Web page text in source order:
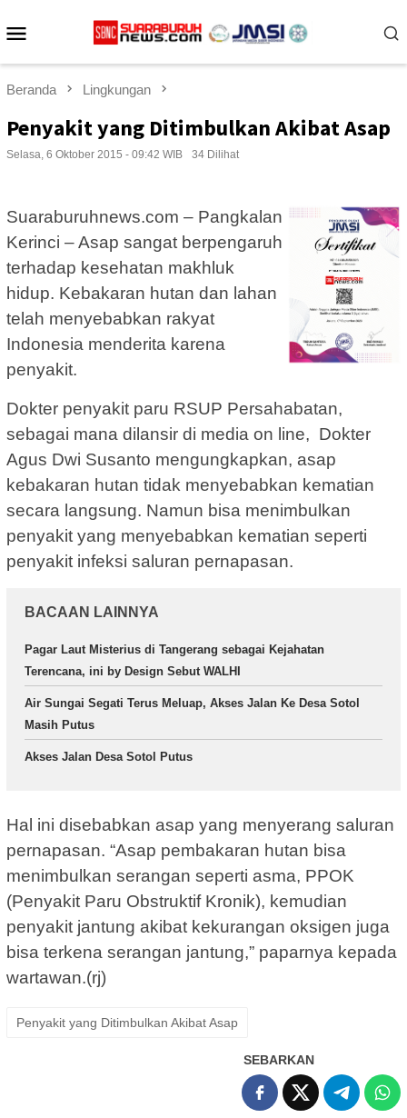
ke
Beranda Lingkungan
Penyakit yang Ditimbulkan Akibat Asap
Selasa, 6 Oktober 2015 - 09:42 WIB 34 Dilihat
Suaraburuhnews.com – Pangkalan
Kerinci – Asap sangat berpengaruh
terhadap kesehatan makhluk
hidup. Kebakaran hutan dan lahan
telah menyebabkan rakyat
Indonesia menderita karena
penyakit.
Dokter penyakit paru RSUP Persahabatan,
sebagai mana dilansir di media on line, Dokter
Agus Dwi Susanto mengungkapkan, asap
kebakaran hutan tidak menyebabkan kematian
secara langsung. Namun bisa menimbulkan
penyakit yang menyebabkan kematian seperti
penyakit infeksi saluran pernapasan.
BACAAN LAINNYA
Pagar Laut Misterius di Tangerang sebagai Kejahatan
Terencana, ini by Design Sebut WALHI
Air Sungai Segati Terus Meluap, Akses Jalan Ke Desa Sotol
Masih Putus
Akses Jalan Desa Sotol Putus
Hal ini disebabkan asap yang menyerang saluran
pernapasan. “Asap pembakaran hutan bisa
menimbulkan serangan seperti asma, PPOK
(Penyakit Paru Obstruktif Kronik), kemudian
penyakit jantung akibat kekurangan oksigen juga
bisa terkena serangan jantung,” paparnya kepada
wartawan.(rj)
Penyakit yang Ditimbulkan Akibat Asap
SEBARKAN